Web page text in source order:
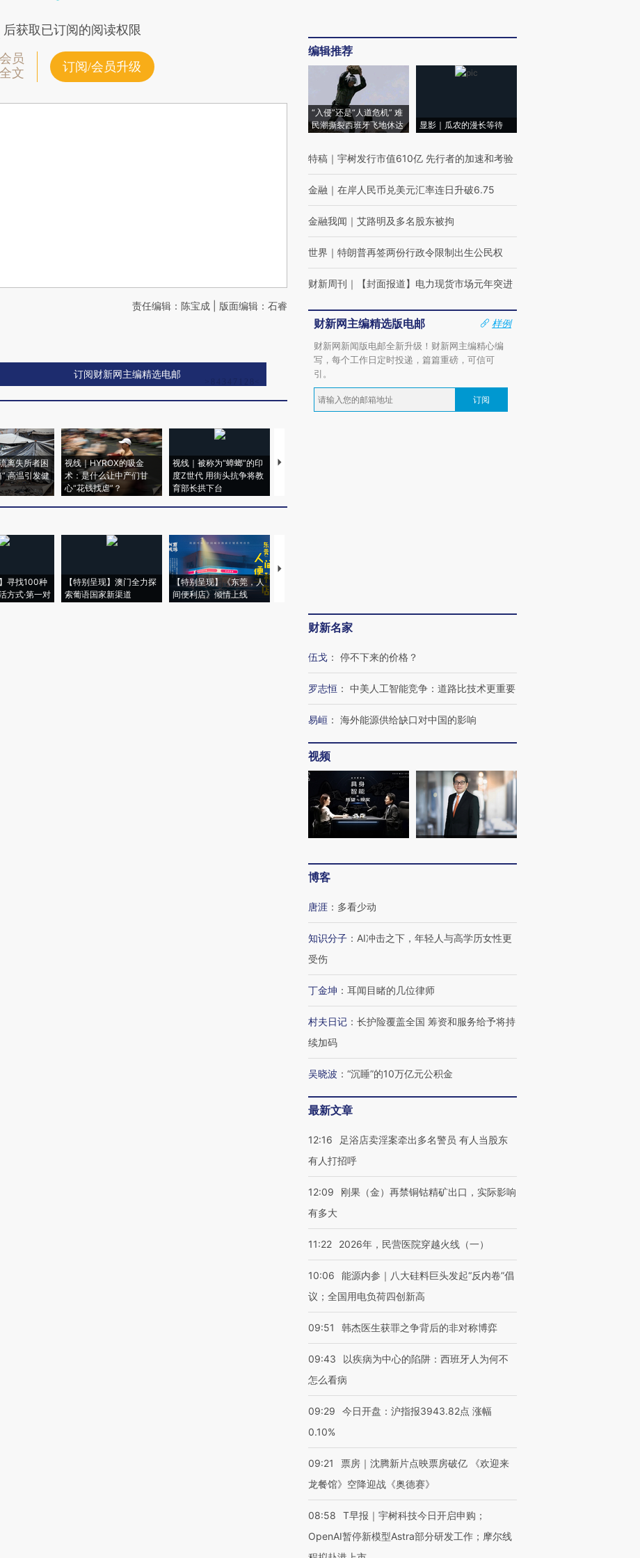
后获取已订阅的阅读权限
员
文
订阅/会员升级
责任编辑：陈宝成 | 版面编辑：石睿
订阅财新网主编精选电邮
离失所者困
高温引发健
视线｜HYROX的吸金
术：是什么让中产们甘
心“花钱找虐”？
视线｜被称为“蟑螂”的印
度Z世代 用街头抗争将教
育部长拱下台
视线｜“入侵”还是“人道危
寻找100种
方式·第一对
【特别呈现】澳门全力探
索葡语国家新渠道
【特别呈现】《东莞，人
间便利店》倾情上线
【推广】走进第四届链博
编辑推荐
“入侵”还是“人道危机” 难
民潮撕裂西班牙飞地休达
显影｜瓜农的漫长等待
特稿 ｜ 宇树发行市值610亿 先行者的加速和考验
金融 ｜ 在岸人民币兑美元汇率连日升破6.75
金融我闻 ｜ 艾路明及多名股东被拘
世界 ｜ 特朗普再签两份行政令限制出生公民权
财新周刊 ｜ 【封面报道】电力现货市场元年突进
财新网主编精选版电邮
样例
财新网新闻版电邮全新升级！财新网主编精心编
写，每个工作日定时投递，篇篇重磅，可信可
引。
订阅
财新名家
伍戈 ： 停不下来的价格？
罗志恒 ： 中美人工智能竞争：道路比技术更重要
易峘 ： 海外能源供给缺口对中国的影响
视频
博客
唐涯 ： 多看少动
知识分子 ： AI冲击之下，年轻人与高学历女性更
受伤
丁金坤 ： 耳闻目睹的几位律师
村夫日记 ： 长护险覆盖全国 筹资和服务给予将持
续加码
吴晓波 ： “沉睡”的10万亿元公积金
最新文章
12:16
足浴店卖淫案牵出多名警员 有人当股东
有人打招呼
12:09
刚果（金）再禁铜钴精矿出口，实际影响
有多大
11:22 2026年，民营医院穿越火线（一）
10:06
能源内参｜八大硅料巨头发起“反内卷”倡
议；全国用电负荷四创新高
09:51 韩杰医生获罪之争背后的非对称博弈
09:43
以疾病为中心的陷阱：西班牙人为何不
怎么看病
09:29
今日开盘：沪指报3943.82点 涨幅
0.10%
09:21
票房｜沈腾新片点映票房破亿 《欢迎来
龙餐馆》空降迎战《奥德赛》
08:58
T早报｜宇树科技今日开启申购；
OpenAI暂停新模型Astra部分研发工作；摩尔线